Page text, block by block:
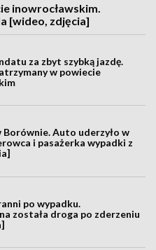
inowrocławskim.
[wideo, zdjęcia]
za zbyt szybką jazdę.
w powiecie
Borównie. Auto uderzyło w
i pasażerka wypadki z
po wypadku.
została droga po zderzeniu